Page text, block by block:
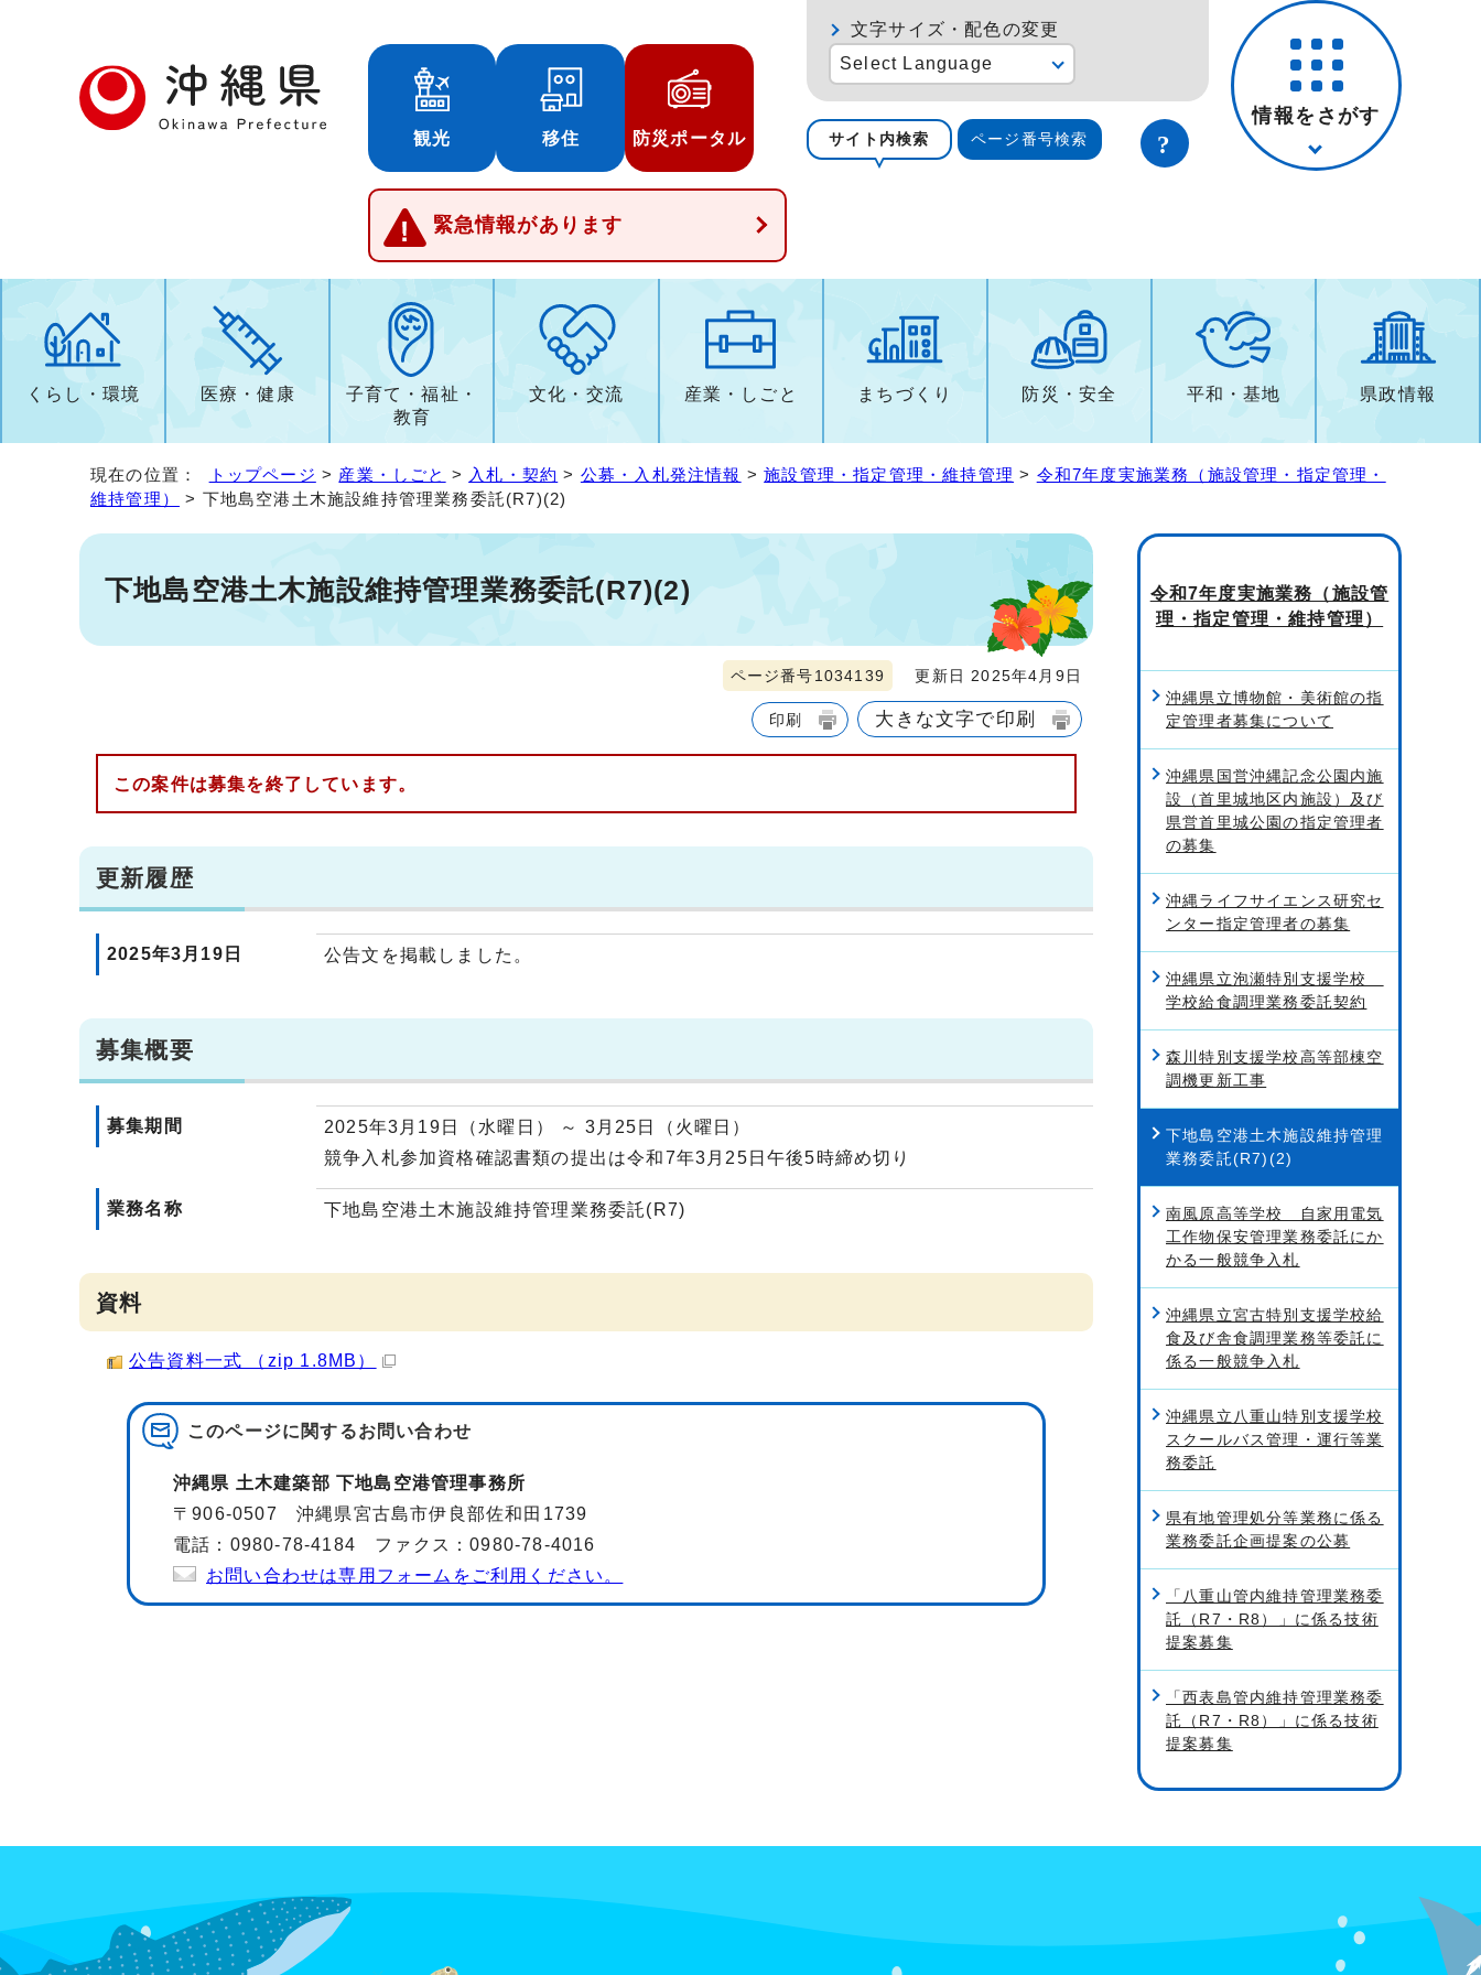
観光 移住 防災ポータル
緊急情報があります
文字サイズ・配色の変更
Select Language
サイト内検索 ページ番号検索
情報をさがす
くらし・環境 医療・健康
子育て・福祉・
教育
文化・交流 産業・しごと まちづくり 防災・安全 平和・基地 県政情報
現在の位置： トップページ > 産業・しごと > 入札・契約 > 公募・入札発注情報 >施設管理・指定管理・維持管理 > 令和7年度実施業務（施設管理・指定管理・
維持管理）
> 下地島空港土木施設維持管理業務委託(R7)(2)
下地島空港土木施設維持管理業務委託(R7)(2)
ページ番号1034139 更新日 2025年4月9日
印刷 大きな文字で印刷
この案件は募集を終了しています。
更新履歴
2025年3月19日 公告文を掲載しました。
募集概要
募集期間
2025年3月19日（水曜日） ～ 3月25日（火曜日）
競争入札参加資格確認書類の提出は令和7年3月25日午後5時締め切り
業務名称 下地島空港土木施設維持管理業務委託(R7)
資料
公告資料一式 （zip 1.8MB）
このページに関するお問い合わせ
沖縄県 土木建築部 下地島空港管理事務所
〒906-0507 沖縄県宮古島市伊良部佐和田1739
電話：0980-78-4184 ファクス：0980-78-4016
お問い合わせは専用フォームをご利用ください。
令和7年度実施業務（施設管
理・指定管理・維持管理）
沖縄県立博物館・美術館の指
定管理者募集について
沖縄県国営沖縄記念公園内施
設（首里城地区内施設）及び
県営首里城公園の指定管理者
の募集
沖縄ライフサイエンス研究セ
ンター指定管理者の募集
沖縄県立泡瀬特別支援学校
学校給食調理業務委託契約
森川特別支援学校高等部棟空
調機更新工事
下地島空港土木施設維持管理
業務委託(R7)(2)
南風原高等学校 自家用電気
工作物保安管理業務委託にか
かる一般競争入札
沖縄県立宮古特別支援学校給
食及び舎食調理業務等委託に
係る一般競争入札
沖縄県立八重山特別支援学校
スクールバス管理・運行等業
務委託
県有地管理処分等業務に係る
業務委託企画提案の公募
「八重山管内維持管理業務委
託（R7・R8）」に係る技術
提案募集
「西表島管内維持管理業務委
託（R7・R8）」に係る技術
提案募集